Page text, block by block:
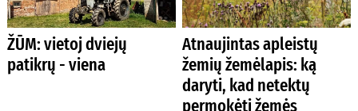
ŽŪM: vietoj dviejų
patikrų - viena
Atnaujintas apleistų
žemių žemėlapis: ką
daryti, kad netektų
permokėti žemės